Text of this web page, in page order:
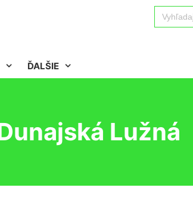
Search
for:
ĎALŠIE
Lužná